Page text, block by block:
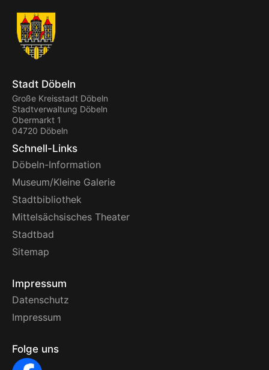
Stadt Döbeln
Große Kreisstadt Döbeln
Stadtverwaltung Döbeln
Obermarkt 1
04720 Döbeln
Schnell-Links
Döbeln-Information
Museum/Kleine Galerie
Stadtbibliothek
Mittelsächsisches Theater
Stadtbad
Sitemap
Impressum
Datenschutz
Impressum
Folge uns